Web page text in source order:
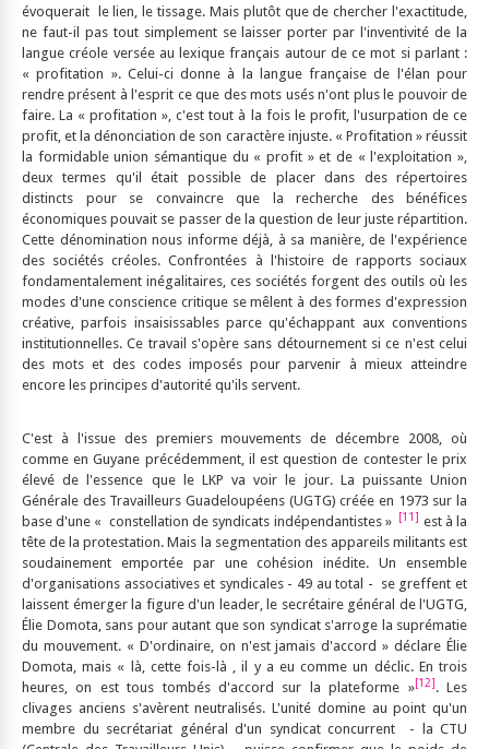
évoquerait le lien, le tissage. Mais plutôt que de chercher l'exactitude,
ne faut-il pas tout simplement se laisser porter par l'inventivité de la
langue créole versée au lexique français autour de ce mot si parlant :
« profitation ». Celui-ci donne à la langue française de l'élan pour
rendre présent à l'esprit ce que des mots usés n'ont plus le pouvoir de
faire. La « profitation », c'est tout à la fois le profit, l'usurpation de ce
profit, et la dénonciation de son caractère injuste. « Profitation » réussit
la formidable union sémantique du « profit » et de « l'exploitation »,
deux termes qu'il était possible de placer dans des répertoires
distincts pour se convaincre que la recherche des bénéfices
économiques pouvait se passer de la question de leur juste répartition.
Cette dénomination nous informe déjà, à sa manière, de l'expérience
des sociétés créoles. Confrontées à l'histoire de rapports sociaux
fondamentalement inégalitaires, ces sociétés forgent des outils où les
modes d'une conscience critique se mêlent à des formes d'expression
créative, parfois insaisissables parce qu'échappant aux conventions
institutionnelles. Ce travail s'opère sans détournement si ce n'est celui
des mots et des codes imposés pour parvenir à mieux atteindre
encore les principes d'autorité qu'ils servent.
C'est à l'issue des premiers mouvements de décembre 2008, où
comme en Guyane précédemment, il est question de contester le prix
élevé de l'essence que le LKP va voir le jour. La puissante Union
Générale des Travailleurs Guadeloupéens (UGTG) créée en 1973 sur la
base d'une « constellation de syndicats indépendantistes » [11] est à la
tête de la protestation. Mais la segmentation des appareils militants est
soudainement emportée par une cohésion inédite. Un ensemble
d'organisations associatives et syndicales - 49 au total - se greffent et
laissent émerger la figure d'un leader, le secrétaire général de l'UGTG,
Élie Domota, sans pour autant que son syndicat s'arroge la suprématie
du mouvement. « D'ordinaire, on n'est jamais d'accord » déclare Élie
Domota, mais « là, cette fois-là , il y a eu comme un déclic. En trois
heures, on est tous tombés d'accord sur la plateforme »[12]. Les
clivages anciens s'avèrent neutralisés. L'unité domine au point qu'un
membre du secrétariat général d'un syndicat concurrent - la CTU